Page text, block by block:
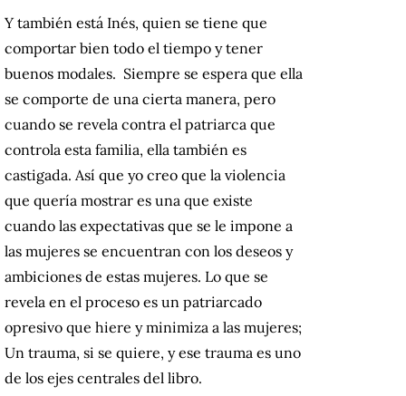
Y también está Inés, quien se tiene que
comportar bien todo el tiempo y tener
buenos modales. Siempre se espera que ella
se comporte de una cierta manera, pero
cuando se revela contra el patriarca que
controla esta familia, ella también es
castigada. Así que yo creo que la violencia
que quería mostrar es una que existe
cuando las expectativas que se le impone a
las mujeres se encuentran con los deseos y
ambiciones de estas mujeres. Lo que se
revela en el proceso es un patriarcado
opresivo que hiere y minimiza a las mujeres;
Un trauma, si se quiere, y ese trauma es uno
de los ejes centrales del libro.